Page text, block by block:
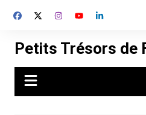
Petits Trésors de